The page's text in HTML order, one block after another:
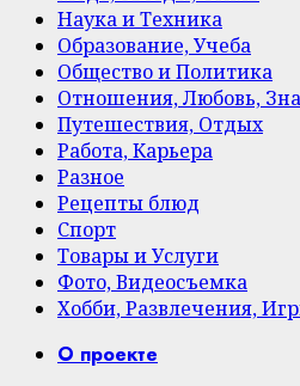
Наука и Техника
Образование, Учеба
Общество и Политика
Отношения, Любовь,
Путешествия, Отдых
Работа, Карьера
Разное
Рецепты блюд
Спорт
Товары и Услуги
Фото, Видеосъемка
Хобби, Развлечения,
PrimaryО проекте